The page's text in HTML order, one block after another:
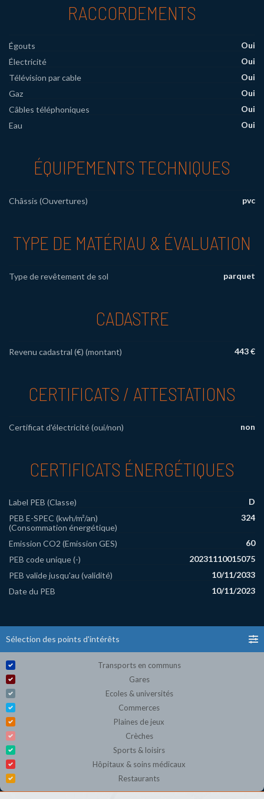
RACCORDEMENTS
Égouts
Oui
Électricité
Oui
Télévision par cable
Oui
Gaz
Oui
Câbles téléphoniques
Oui
Eau
Oui
ÉQUIPEMENTS TECHNIQUES
Châssis (Ouvertures) pvc
TYPE DE MATÉRIAU & ÉVALUATION
Type de revêtement de sol parquet
CADASTRE
Revenu cadastral (€) (montant) 443 €
CERTIFICATS / ATTESTATIONS
Certificat d'électricité (oui/non) non
CERTIFICATS ÉNERGÉTIQUES
Label PEB (Classe)
D
PEB E-SPEC (kwh/m²/an)
(Consommation énergétique)
324
Emission CO2 (Emission GES)
60
PEB code unique (-)
20231110015075
PEB valide jusqu'au (validité)
10/11/2033
Date du PEB
10/11/2023
Sélection des points d'intérêts
Transports en communs
Gares
Ecoles & universités
Commerces
Plaines de jeux
Crèches
Sports & loisirs
Hôpitaux & soins médicaux
Restaurants